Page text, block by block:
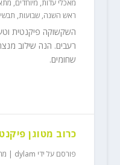
מאכלי עדות, מיוחדים,
ראש השנה, שבועות,
השקשוקה פיקנטית
רעבים. הנה שילוב
שחומים.
כרוב מטוגן
פורסם על ידי dylam
| מרץ